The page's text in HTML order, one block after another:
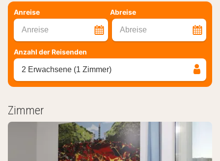
Anreise Abreise
Anreise Abreise
Anzahl der Reisenden
2 Erwachsene (1 Zimmer)
Zimmer